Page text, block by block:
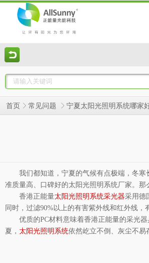
首页 常见问题 宁夏太阳光照明系统哪家
我们都知道，宁夏的气候有点极端，冬
准质量高、口碑好的太阳光照明系统厂家。那
香港正能量太阳光照明系统采光器采用德
同时，过滤90% 以上的有害紫外线和红外线，
优质的PC材料意味着香港正能量的采光
夏， 太阳光照明系统依然屹立不倒、灰尘不易